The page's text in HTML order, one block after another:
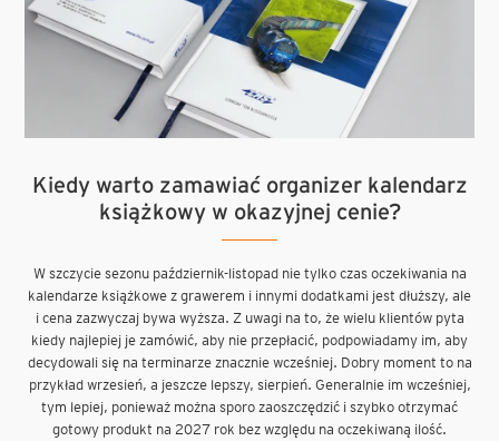
Kiedy warto zamawiać organizer kalendarz
książkowy w okazyjnej cenie?
W szczycie sezonu październik-listopad nie tylko czas oczekiwania na
kalendarze książkowe z grawerem i innymi dodatkami jest dłuższy, ale
i cena zazwyczaj bywa wyższa. Z uwagi na to, że wielu klientów pyta
kiedy najlepiej je zamówić, aby nie przepłacić, podpowiadamy im, aby
decydowali się na terminarze znacznie wcześniej. Dobry moment to na
przykład wrzesień, a jeszcze lepszy, sierpień. Generalnie im wcześniej,
tym lepiej, ponieważ można sporo zaoszczędzić i szybko otrzymać
gotowy produkt na 2027 rok bez względu na oczekiwaną ilość.